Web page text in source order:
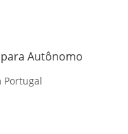
Autônomo
Portugal